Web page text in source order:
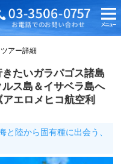
ツアー詳細
きたいガラパゴス諸島
ス島＆イサベラ島へ
エロメヒコ航空利
陸から固有種に出会う、